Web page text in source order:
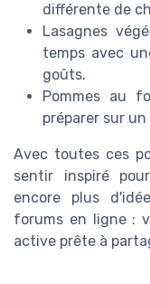
différente de
Lasagnes
temps avec
goûts.
Pommes au
préparer sur un
Avec toutes ces
sentir inspiré
encore plus
forums en ligne :
active prête à